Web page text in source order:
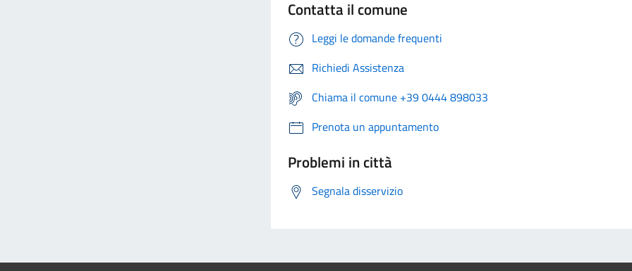
Contatta il comune
Leggi le domande frequenti
Richiedi Assistenza
Chiama il comune +39 0444 898033
Prenota un appuntamento
Problemi in città
Segnala disservizio